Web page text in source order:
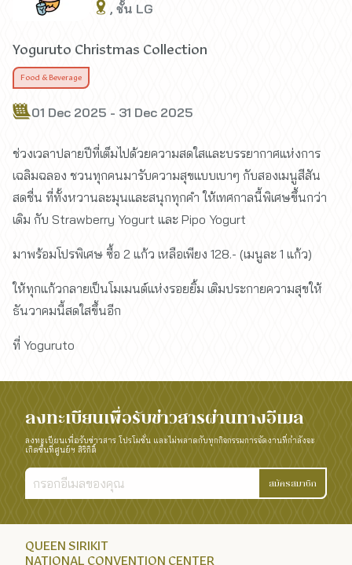
, ชั้น LG
Yoguruto Christmas Collection
Food & Beverage
01 Dec 2025 - 31 Dec 2025
ช่วงเวลาปลายปีที่เต็มไปด้วยความสดใสและบรรยากาศแห่งการ
เฉลิมฉลอง ชวนทุกคนมารับความสุขแบบเบาๆ กับสองเมนูสีสัน
สดชื่น ที่ทั้งหวานละมุนและสนุกทุกคำ ให้เทศกาลนี้พิเศษขึ้นกว่า
เดิม กับ Strawberry Yogurt และ Pipo Yogurt
มาพร้อมโปรพิเศษ ซื้อ 2 แก้ว เหลือเพียง 128.- (เมนูละ 1 แก้ว)
ให้ทุกแก้วกลายเป็นโมเมนต์แห่งรอยยิ้ม เติมประกายความสุขให้
ธันวาคมนี้สดใสขึ้นอีก
ที่ Yoguruto
ลงทะเบียนเพื่อรับข่าวสารผ่านทางอีเมล
ลงทะเบียนเพื่อรับข่าวสาร โปรโมชั่น และไม่พลาดกับทุกกิจกรรมการจัดงานที่กำลังจะ
เกิดขึ้นที่ศูนย์ฯ สิริกิติ์
สมัครสมาชิก
QUEEN SIRIKIT
NATIONAL CONVENTION CENTER